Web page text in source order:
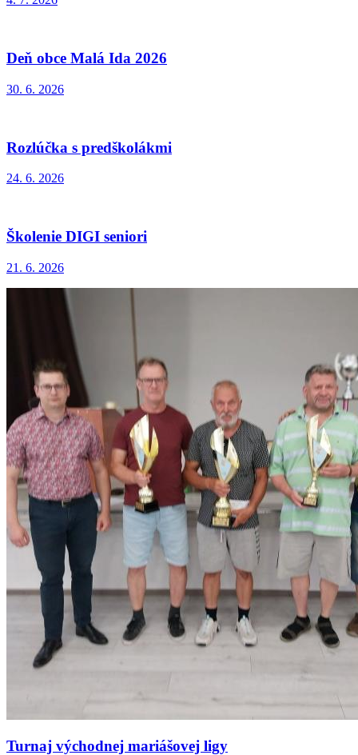
Deň obce Malá Ida 2026
30. 6. 2026
Rozlúčka s predškolákmi
24. 6. 2026
Školenie DIGI seniori
21. 6. 2026
Turnaj východnej mariášovej ligy